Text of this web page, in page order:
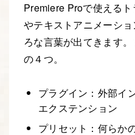
Premiere Proで使える
やテキストアニメーシ
ろな言葉が出てきます
の４つ。
プラグイン：外部イ
エクステンション
プリセット：何らか